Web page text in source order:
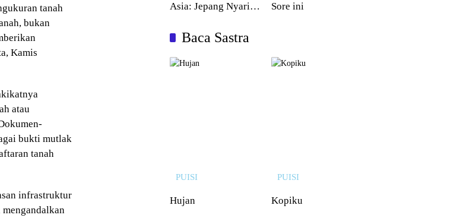
tanah
bukan
Kamis
atau
bukti mutlak
tanah
infrastruktur
Asia: Jepang Nyaris
Sore ini
Baca Sastra
PUISI
Hujan
PUISI
Kopiku